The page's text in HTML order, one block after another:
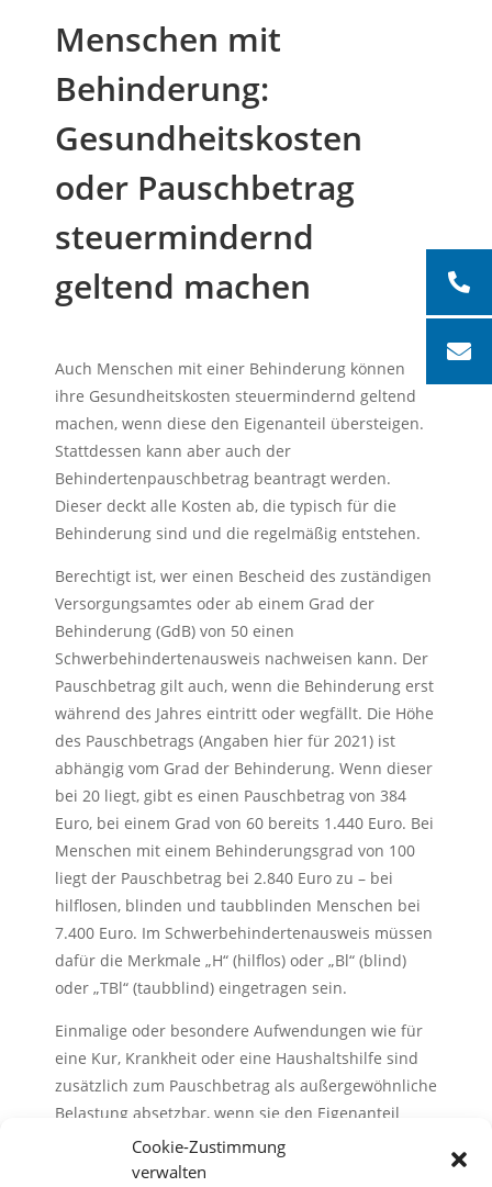
Cookie-Zustimmung
verwalten
Menschen mit
Behinderung:
Gesundheitskosten
oder Pauschbetrag
steuermindernd
geltend machen
Auch Menschen mit einer Behinderung können
ihre Gesundheitskosten steuermindernd geltend
machen, wenn diese den Eigenanteil übersteigen.
Stattdessen kann aber auch der
Behindertenpauschbetrag beantragt werden.
Dieser deckt alle Kosten ab, die typisch für die
Behinderung sind und die regelmäßig entstehen.
Berechtigt ist, wer einen Bescheid des zuständigen
Versorgungsamtes oder ab einem Grad der
Behinderung (GdB) von 50 einen
Schwerbehindertenausweis nachweisen kann. Der
Pauschbetrag gilt auch, wenn die Behinderung erst
während des Jahres eintritt oder wegfällt. Die Höhe
des Pauschbetrags (Angaben hier für 2021) ist
abhängig vom Grad der Behinderung. Wenn dieser
bei 20 liegt, gibt es einen Pauschbetrag von 384
Euro, bei einem Grad von 60 bereits 1.440 Euro. Bei
Menschen mit einem Behinderungsgrad von 100
liegt der Pauschbetrag bei 2.840 Euro zu – bei
hilflosen, blinden und taubblinden Menschen bei
7.400 Euro. Im Schwerbehindertenausweis müssen
dafür die Merkmale „H“ (hilflos) oder „Bl“ (blind)
oder „TBl“ (taubblind) eingetragen sein.
Einmalige oder besondere Aufwendungen wie für
eine Kur, Krankheit oder eine Haushaltshilfe sind
zusätzlich zum Pauschbetrag als außergewöhnliche
Belastung absetzbar, wenn sie den Eigenanteil
übersteigen.